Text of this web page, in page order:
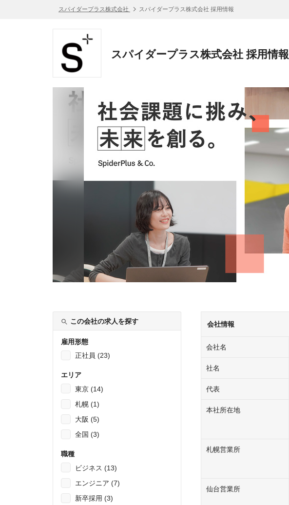
スパイダープラス株式会社 スパイダープラス株式会社 採用情報
スパイダープラス株式会社 採用情報
この会社の求人を探す
雇用形態
正社員 (23)
エリア
東京 (14)
札幌 (1)
大阪 (5)
全国 (3)
職種
ビジネス (13)
エンジニア (7)
新卒採用 (3)
会社情報
会社名
社名
代表
本社所在地
札幌営業所
仙台営業所